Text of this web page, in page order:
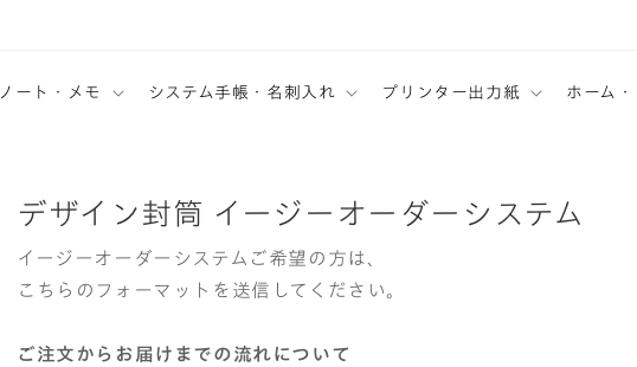
ノート・メモ システム手帳・名刺入れ プリンター出力紙 ホーム
デザイン封筒 イージーオーダーシステム
イージーオーダーシステムご希望の方は、
こちらのフォーマットを送信してください。
ご注文からお届けまでの流れについて